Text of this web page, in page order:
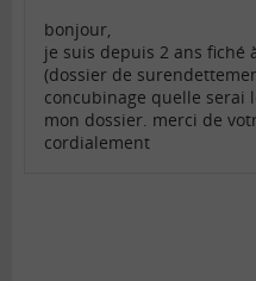
bonjour,
je suis depuis 2 ans fiché
(dossier de
concubinage quelle serai
mon dossier. merci de
cordialement